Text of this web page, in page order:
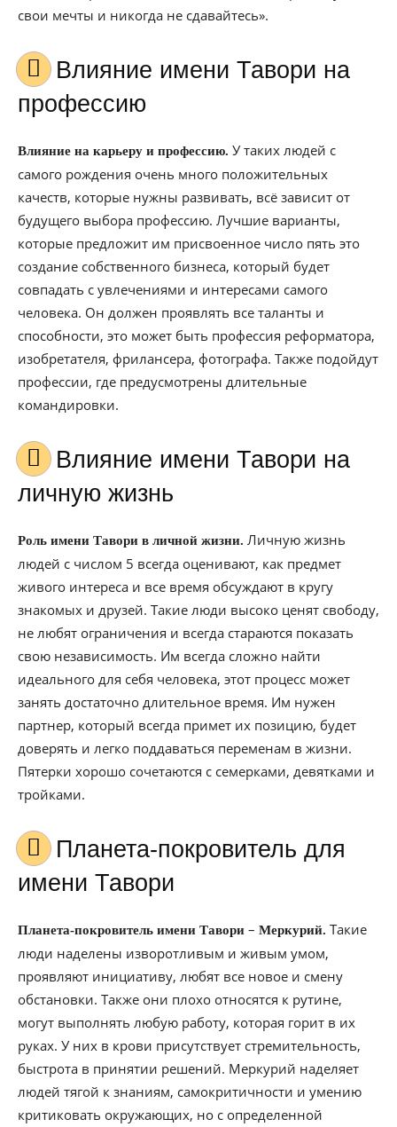
свои мечты и никогда не сдавайтесь».
Влияние имени Тавори на
профессию
Влияние на карьеру и профессию. У таких людей с
самого рождения очень много положительных
качеств, которые нужны развивать, всё зависит от
будущего выбора профессию. Лучшие варианты,
которые предложит им присвоенное число пять это
создание собственного бизнеса, который будет
совпадать с увлечениями и интересами самого
человека. Он должен проявлять все таланты и
способности, это может быть профессия реформатора,
изобретателя, фрилансера, фотографа. Также подойдут
профессии, где предусмотрены длительные
командировки.
Влияние имени Тавори на
личную жизнь
Роль имени Тавори в личной жизни. Личную жизнь
людей с числом 5 всегда оценивают, как предмет
живого интереса и все время обсуждают в кругу
знакомых и друзей. Такие люди высоко ценят свободу,
не любят ограничения и всегда стараются показать
свою независимость. Им всегда сложно найти
идеального для себя человека, этот процесс может
занять достаточно длительное время. Им нужен
партнер, который всегда примет их позицию, будет
доверять и легко поддаваться переменам в жизни.
Пятерки хорошо сочетаются с семерками, девятками и
тройками.
Планета-покровитель для
имени Тавори
Планета-покровитель имени Тавори – Меркурий. Такие
люди наделены изворотливым и живым умом,
проявляют инициативу, любят все новое и смену
обстановки. Также они плохо относятся к рутине,
могут выполнять любую работу, которая горит в их
руках. У них в крови присутствует стремительность,
быстрота в принятии решений. Меркурий наделяет
людей тягой к знаниям, самокритичности и умению
критиковать окружающих, но с определенной